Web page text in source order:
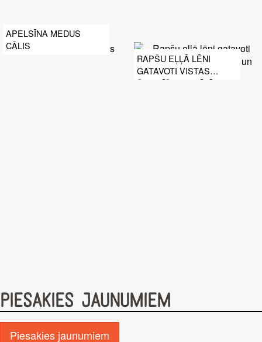
APELSĪNA MEDUS
CĀLIS
RAPŠU EĻĻĀ LĒNI
GATAVOTI VISTAS
ŠĶIŅĶĪŠI AR OLĪVĀM UN
PIESAKIES JAUNUMIEM
Piesakies jaunumiem